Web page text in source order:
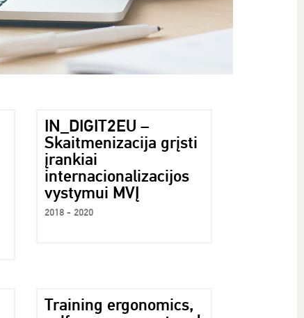
IN_DIGIT2EU –
Skaitmenizacija grįsti
įrankiai
internacionalizacijos
vystymui MVĮ
2018 - 2020
Training ergonomics,